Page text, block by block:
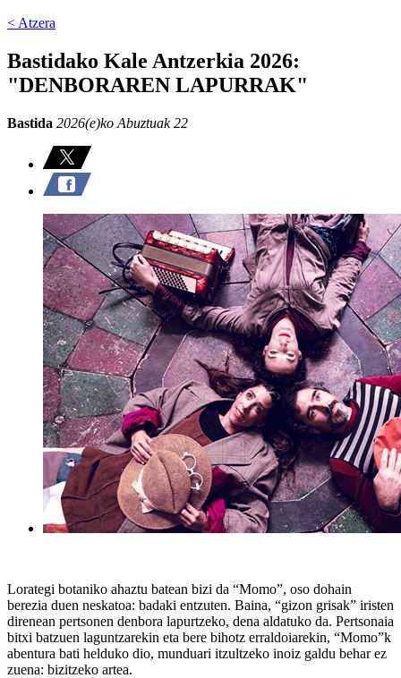
< Atzera
Bastidako Kale Antzerkia 2026:
"DENBORAREN LAPURRAK"
Bastida 2026(e)ko Abuztuak 22
Lorategi botaniko ahaztu batean bizi da “Momo”, oso dohain
berezia duen neskatoa: badaki entzuten. Baina, “gizon grisak” iristen
direnean pertsonen denbora lapurtzeko, dena aldatuko da. Pertsonaia
bitxi batzuen laguntzarekin eta bere bihotz erraldoiarekin, “Momo”k
abentura bati helduko dio, munduari itzultzeko inoiz galdu behar ez
zuena: bizitzeko artea.